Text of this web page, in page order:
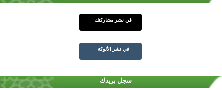
في نشر مشاركتك
في نشر الألوكة
سجل بريدك